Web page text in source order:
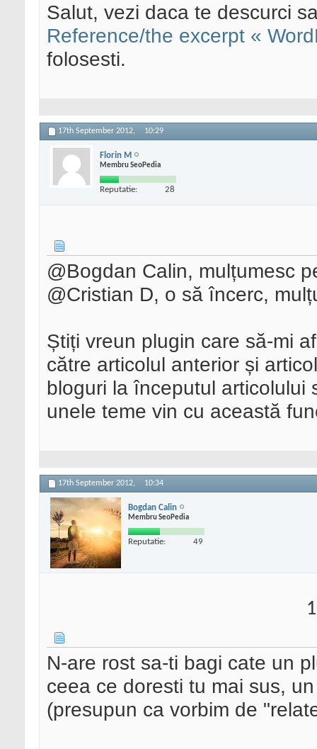
Salut, vezi daca te descurci
Reference/the excerpt «
folosesti.
17th September 2012, 10:29
Florin M
Membru SeoPedia
Reputatie: 28
@Bogdan Calin, mulțumesc
@Cristian D, o să încerc,
Știți vreun plugin care să-mi
către articolul anterior și
bloguri la începutul articolului
unele teme vin cu această
17th September 2012, 10:34
Bogdan Calin
Membru SeoPedia
Reputatie: 49
N-are rost sa-ti bagi cate un
ceea ce doresti tu mai sus,
(presupun ca vorbim de